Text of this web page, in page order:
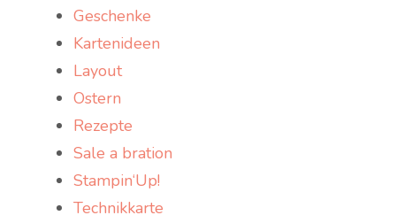
Geschenke
Kartenideen
Layout
Ostern
Rezepte
Sale a bration
Stampin‘Up!
Technikkarte